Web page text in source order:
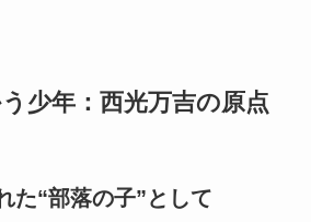
少年：西光万吉の原点
た“部落の子”として